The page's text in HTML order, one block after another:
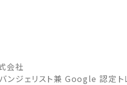
会社
ンジェリスト兼 Google 認定ト